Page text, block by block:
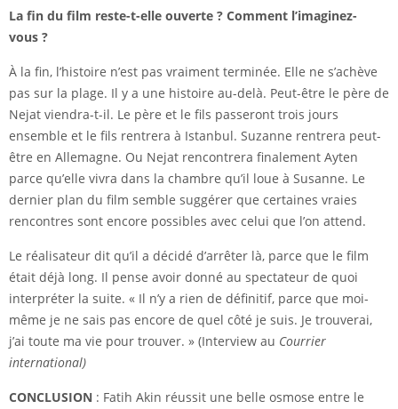
La fin du film reste-t-elle ouverte ? Comment l’imaginez-
vous ?
À la fin, l’histoire n’est pas vraiment terminée. Elle ne s’achève
pas sur la plage. Il y a une histoire au-delà. Peut-être le père de
Nejat viendra-t-il. Le père et le fils passeront trois jours
ensemble et le fils rentrera à Istanbul. Suzanne rentrera peut-
être en Allemagne. Ou Nejat rencontrera finalement Ayten
parce qu’elle vivra dans la chambre qu’il loue à Susanne. Le
dernier plan du film semble suggérer que certaines vraies
rencontres sont encore possibles avec celui que l’on attend.
Le réalisateur dit qu’il a décidé d’arrêter là, parce que le film
était déjà long. Il pense avoir donné au spectateur de quoi
interpréter la suite. « Il n’y a rien de définitif, parce que moi-
même je ne sais pas encore de quel côté je suis. Je trouverai,
j’ai toute ma vie pour trouver. » (Interview au Courrier
international)
CONCLUSION : Fatih Akin réussit une belle osmose entre le